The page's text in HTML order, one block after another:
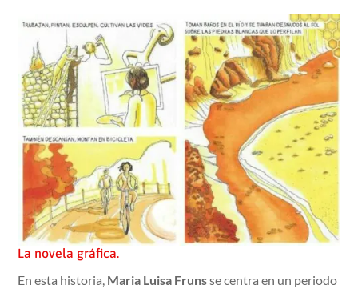
La novela gráfica.
En esta historia, Maria Luisa Frunsse centra en un periodo